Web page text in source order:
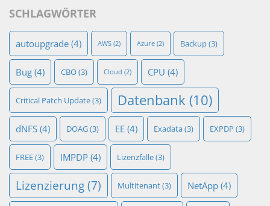
SCHLAGWÖRTER
autoupgrade (4) AWS (2) Azure (2) Backup(3)
Bug (4) CBO(3) Cloud (2) CPU (4)
Critical Patch Update(3) Datenbank (10)
dNFS (4) DOAG(3) EE (4) Exadata(3) EXPDP (3)
FREE(3) IMPDP (4) Lizenzfalle(3)
Lizenzierung(7) Multitenant(3) NetApp (4)